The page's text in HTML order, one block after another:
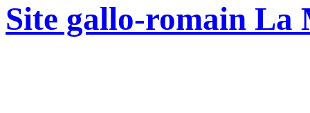
Site gallo-romain La